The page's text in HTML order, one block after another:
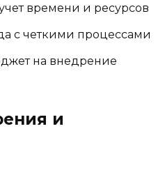
времени и ресурсов
с четкими процессами
на внедрение
и